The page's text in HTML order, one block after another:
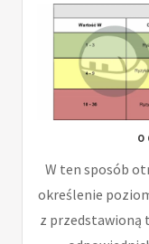
W ten sposób
określenie
z przedstawioną